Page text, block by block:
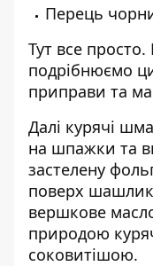
Перець
Тут все
подрібнюємо
приправи та
Далі курячі
на шпажки та
застелену
поверх
вершкове
природою
соковитішою.